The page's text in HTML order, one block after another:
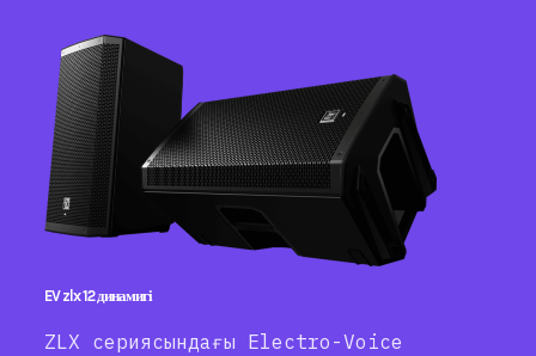
EV zlx 12 динамигі
ZLX сериясындағы Electro-Voice